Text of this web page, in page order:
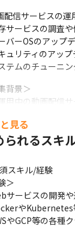
配信サービスの運
サービスの調査
バーOSのアップ
ュリティのアップ
テムのチューニ
背景＞
用中の動画配信
すところまで進
動画配信サービ
バー：オンプレ
トウェア：
ジョン管理ツー
共有ツール：
見る
られるスキ
スキル/経験
＞
サービスの開発
や
やGCP等の各種